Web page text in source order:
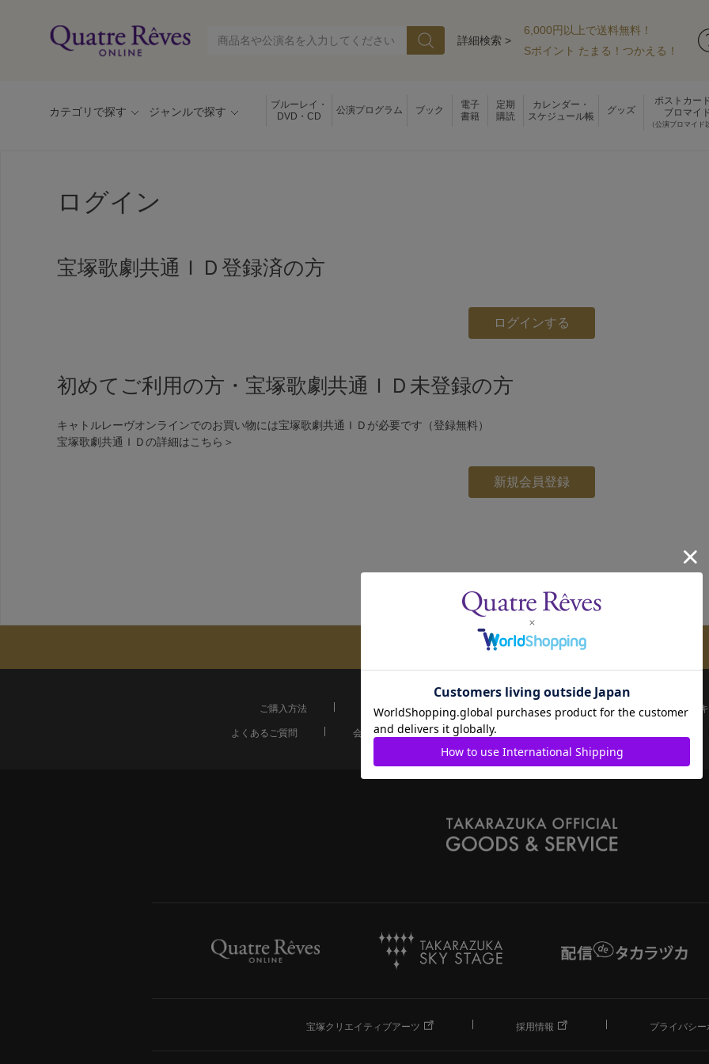
詳細検索 >
6,000円以上で送料無料！
Sポイント たまる！つかえる！
カテゴリで探す ジャンルで探す
ブルーレイ・
DVD・CD
公演プログラム ブック
電子
書籍
定期
購読
カレンダー・
スケジュール帳
グッズ
ポストカー
ブロマイド
（公演ブロマイド
ログイン
宝塚歌劇共通ＩＤ登録済の方
初めてご利用の方・宝塚歌劇共通ＩＤ未登録の方
キャトルレーヴオンラインでのお買い物には宝塚歌劇共通ＩＤが必要です（登録無料）
宝塚歌劇共通ＩＤの詳細は こちら＞
メールマガジンのご案内
ご購入方法 配送について お支払い方法 決済について
よくあるご質問
会員ページ 宝塚歌劇共通ID新規会員登録
宝塚クリエイティブアーツ 採用情報 プライバシ